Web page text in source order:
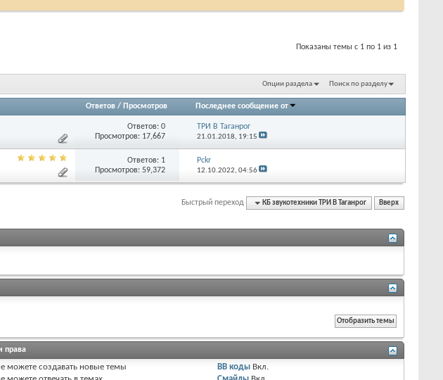
Показаны темы с 1 по 1 из 1
Опции раздела Поиск по разделу
Ответов / Просмотров Последнее сообщение от
Ответов:0
Просмотров: 17,667
ТРИ В Таганрог
21.01.2018, 19:15
Ответов: 1
Просмотров: 59,372
Pckr
12.10.2022, 04:56
Быстрый переход КБ звукотехники ТРИ В Таганрог Вверх
права
можете создавать новые темы
BB коды Вкл.